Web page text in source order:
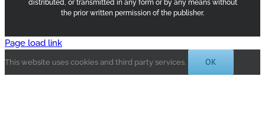
distributed, or transmitted in any form or by any means without
the prior written permission of the publisher.
Page load link
This website uses cookies and third party services. OK